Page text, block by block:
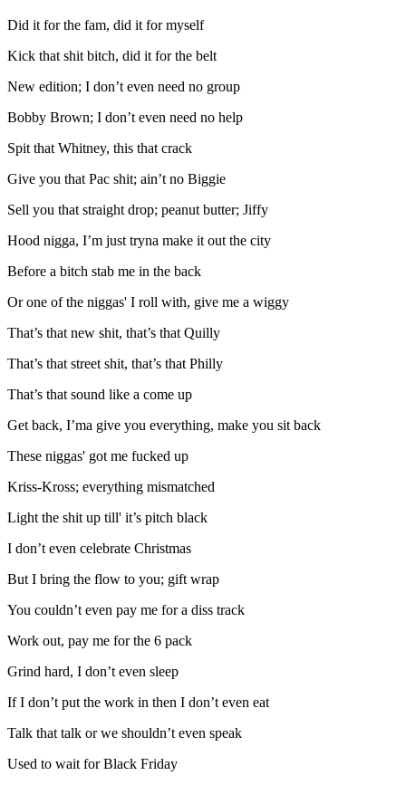
Did it for the fam, did it for myself
Kick that shit bitch, did it for the belt
New edition; I don’t even need no group
Bobby Brown; I don’t even need no help
Spit that Whitney, this that crack
Give you that Pac shit; ain’t no Biggie
Sell you that straight drop; peanut butter; Jiffy
Hood nigga, I’m just tryna make it out the city
Before a bitch stab me in the back
Or one of the niggas' I roll with, give me a wiggy
That’s that new shit, that’s that Quilly
That’s that street shit, that’s that Philly
That’s that sound like a come up
Get back, I’ma give you everything, make you sit back
These niggas' got me fucked up
Kriss-Kross; everything mismatched
Light the shit up till' it’s pitch black
I don’t even celebrate Christmas
But I bring the flow to you; gift wrap
You couldn’t even pay me for a diss track
Work out, pay me for the 6 pack
Grind hard, I don’t even sleep
If I don’t put the work in then I don’t even eat
Talk that talk or we shouldn’t even speak
Used to wait for Black Friday